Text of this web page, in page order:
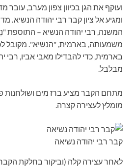
ועוקף את הגן בכיוון צפון מערב, עובר
ומגיע אל ציון קבר רבי יהודה הנשיא
המשנה, רבי יהודה הנשיא – התוספת
משמעותה, בארמית, "הנשיא". מקובל
בארמית, כדי להבדילו מאבי אביו, רבי
מבלבל.
מתחם הקבר מציע ברז מים ושולחנות
מומלץ לעצירה קצרה.
קבר רבי יהודה נשיאה
לאחר עצירה קלה (וביקור בחלקת